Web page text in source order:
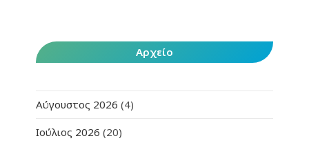
Αρχείο
Αύγουστος 2026 (4)
Ιούλιος 2026 (20)